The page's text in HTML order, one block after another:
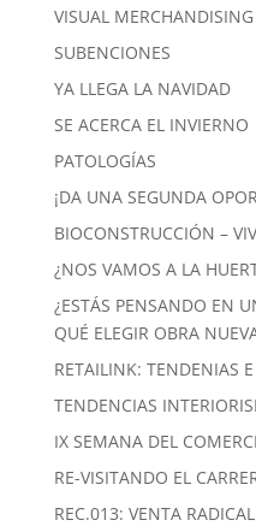
VISUAL MERCHANDISING
SUBENCIONES
YA LLEGA LA NAVIDAD
SE ACERCA EL INVIERNO
PATOLOGÍAS
¡DA UNA SEGUNDA
BIOCONSTRUCCIÓN –
¿NOS VAMOS A LA
¿ESTÁS PENSANDO EN
QUÉ ELEGIR OBRA
RETAILINK: TENDENIAS
TENDENCIAS
IX SEMANA DEL
RE-VISITANDO EL
REC.013: VENTA